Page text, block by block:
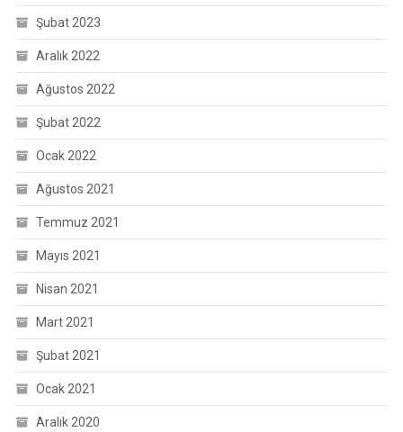
Şubat 2023
Aralık 2022
Ağustos 2022
Şubat 2022
Ocak 2022
Ağustos 2021
Temmuz 2021
Mayıs 2021
Nisan 2021
Mart 2021
Şubat 2021
Ocak 2021
Aralık 2020